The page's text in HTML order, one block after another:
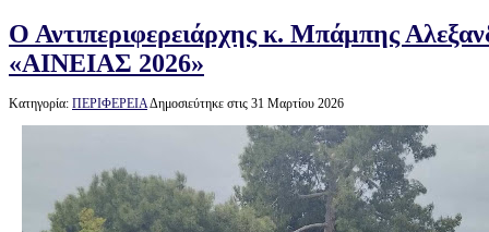
Ο Αντιπεριφερειάρχης κ. Μπάμπης
«ΑΙΝΕΙΑΣ 2026»
Κατηγορία: ΠΕΡΙΦΕΡΕΙΑΔημοσιεύτηκε στις 31 Μαρτίου 2026